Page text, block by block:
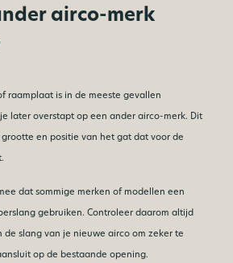
airco-merk
raamplaat is in de meeste gevallen
later overstapt op een ander airco-merk. Dit
en positie van het gat dat voor de
dat sommige merken of modellen een
gebruiken. Controleer daarom altijd
slang van je nieuwe airco om zeker te
op de bestaande opening.